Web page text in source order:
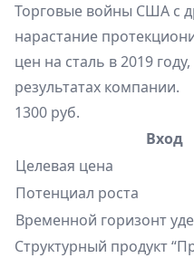
Торговые войны США с
нарастание
цен на сталь в 2019
результатах компании.
1300 руб.
Вход
Целевая цена
Потенциал роста
Временной горизонт
Структурный продукт